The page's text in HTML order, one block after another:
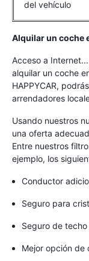
del vehículo
Alquilar un coche
Acceso a
alquilar un coche
HAPPYCAR,
arrendadores
Usando nuestros
una oferta
Entre nuestros
ejemplo, los
Conductor
Seguro para
Seguro de
Mejor opción de